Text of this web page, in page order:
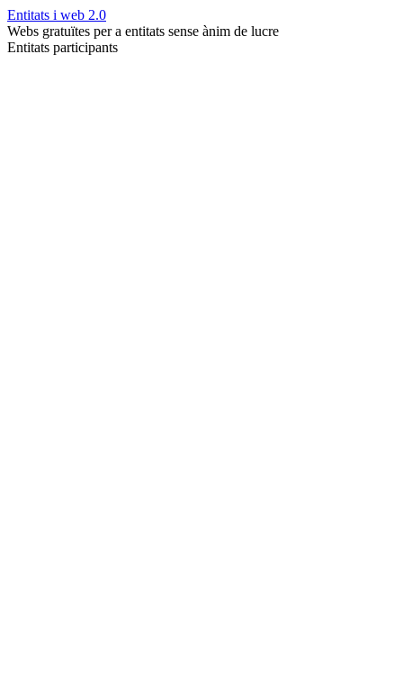
Entitats i web 2.0
Webs gratuïtes per a entitats sense ànim de lucre
Entitats participants